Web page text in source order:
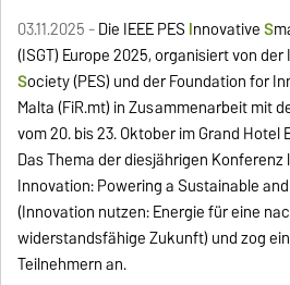
03.11.2025 -Die IEEE PES InnovativeS
(ISGT) Europe 2025, organisiert von der
Society (PES) und der Foundation for
Malta (FiR.mt) in Zusammenarbeit mit
vom 20. bis 23. Oktober im Grand
Das Thema der diesjährigen
Innovation: Powering a Sustainable
(Innovation nutzen: Energie für eine
widerstandsfähige Zukunft) und zog
Teilnehmern an.